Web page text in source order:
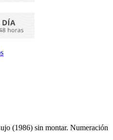
(1986) sin montar. Numeración